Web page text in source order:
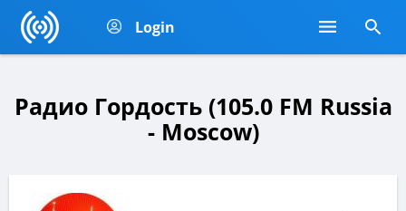
Login
Радио Гордость (105.0 FM Russia
- Moscow)